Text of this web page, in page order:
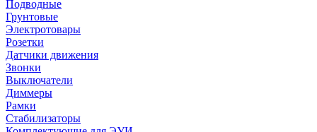
Подводные
Грунтовые
Электротовары
Розетки
Датчики движения
Звонки
Выключатели
Диммеры
Рамки
Стабилизаторы